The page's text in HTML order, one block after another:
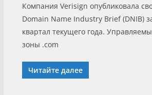
Компания Verisign опубликовала
Domain Name Industry Brief (DNIB)
квартал текущего года.
зоны .com
Читайте далее